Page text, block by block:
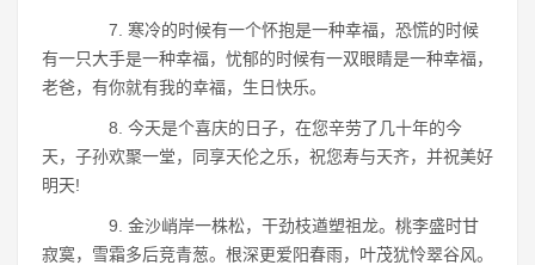
7. 寒冷的时候有一个怀抱是一种幸福，恐慌的时候
有一只大手是一种幸福，忧郁的时候有一双眼睛是一种幸福，
老爸，有你就有我的幸福，生日快乐。
8. 今天是个喜庆的日子，在您辛劳了几十年的今
天，子孙欢聚一堂，同享天伦之乐，祝您寿与天齐，并祝美好
明天!
9. 金沙峭岸一株松，干劲枝遒塑祖龙。桃李盛时甘
寂寞，雪霜多后竞青葱。根深更爱阳春雨，叶茂犹怜翠谷风。